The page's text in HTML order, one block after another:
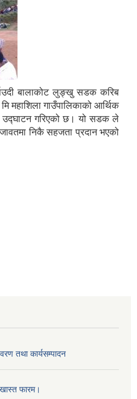
बालाकोट लुङ्खु सडक करिब
महाशिला गाउँपालिकाको आर्थिक
उद्घाटन गरिएको छ। यो सडक ले
निकै सहजता प्रदान भएको
तथा कार्यसम्पादन
फारम।